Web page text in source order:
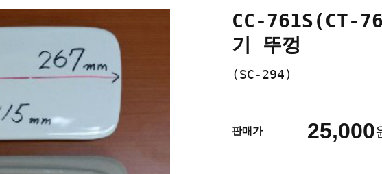
CC-761S(CT-
기 뚜껑
(SC-294)
판매가 25,000